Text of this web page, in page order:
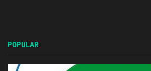
POPULAR